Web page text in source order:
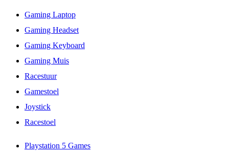
Gaming Laptop
Gaming Headset
Gaming Keyboard
Gaming Muis
Racestuur
Gamestoel
Joystick
Racestoel
Playstation 5 Games